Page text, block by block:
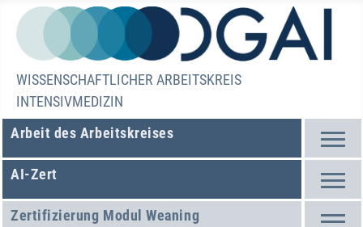
WISSENSCHAFTLICHER ARBEITSKREIS
INTENSIVMEDIZIN
Arbeit des Arbeitskreises
AI-Zert
Zertifizierung Modul Weaning